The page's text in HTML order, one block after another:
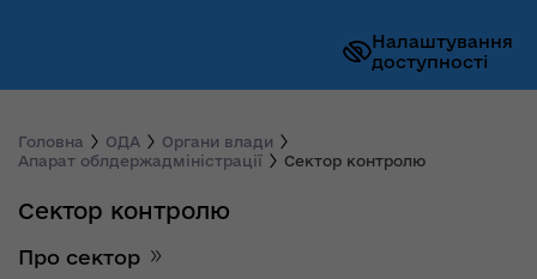
Налаштування
доступності
Головна ОДА
Органи влади
Апарат облдержадміністрації
Сектор контролю
Сектор контролю
Про сектор